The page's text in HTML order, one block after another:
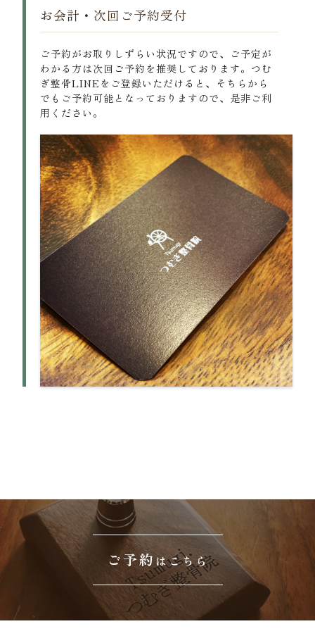
お会計・次回ご予約受付
ご予約がお取りしずらい状況ですので、ご予定が
わかる方は次回ご予約を推奨しております。つむ
ぎ整骨LINEをご登録いただけると、そちらから
でもご予約可能となっておりますので、是非ご利
用ください。
ご予約はこちら